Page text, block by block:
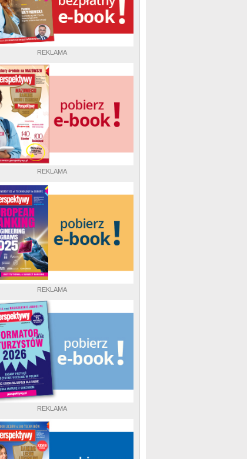
REKLAMA
REKLAMA
REKLAMA
REKLAMA